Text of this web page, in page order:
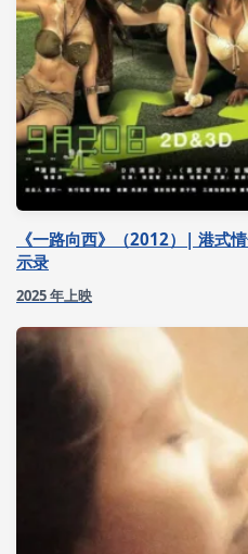
《一路向西》（2012）| 港式
示录
2025 年上映